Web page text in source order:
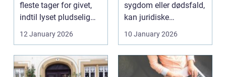
fleste tager for givet,
indtil lyset pludselig
går, el...
12 January 2026
sygdom eller dødsfald,
kan juridiske
spørgsmål hurtigt
vokse si...
10 January 2026